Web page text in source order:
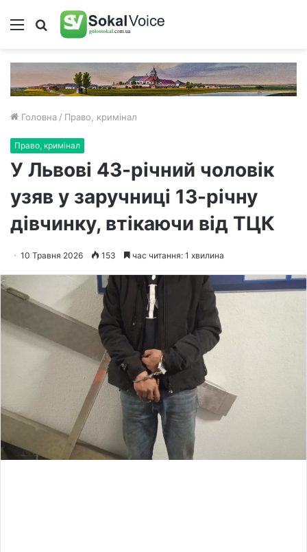
Меню Пошук
Головна / Право, кримінал
Право, кримінал
У Львові 43-річний чоловік
узяв у заручниці 13-річну
дівчинку, втікаючи від ТЦК
10 Травня 2026 153 час читання: 1 хвилина